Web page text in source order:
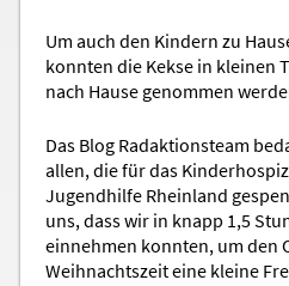
Um auch den Kindern zu
konnten die Kekse in kleinen
nach Hause genommen
Das Blog Radaktionsteam
allen, die für das
Jugendhilfe Rheinland
uns, dass wir in knapp 1,5
einnehmen konnten, um den
Weihnachtszeit eine kleine